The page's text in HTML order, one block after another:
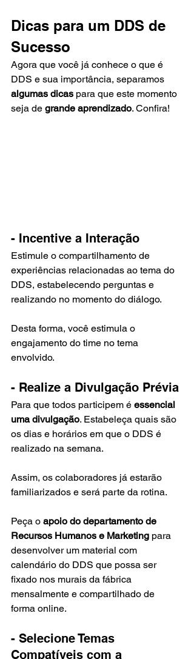
Dicas para um DDS de
Sucesso
Agora que você já conhece o que é
DDS e sua importância, separamos
algumas dicas para que este momento
seja de grande aprendizado. Confira!
- Incentive a Interação
Estimule o compartilhamento de
experiências relacionadas ao tema do
DDS, estabelecendo perguntas e
realizando no momento do diálogo.
Desta forma, você estimula o
engajamento do time no tema
envolvido.
- Realize a Divulgação Prévia
Para que todos participem é essencial
uma divulgação. Estabeleça quais são
os dias e horários em que o DDS é
realizado na semana.
Assim, os colaboradores já estarão
familiarizados e será parte da rotina.
Peça o apoio do departamento de
Recursos Humanos e Marketing para
desenvolver um material com
calendário do DDS que possa ser
fixado nos murais da fábrica
mensalmente e compartilhado de
forma online.
- Selecione Temas
Compatíveis com a